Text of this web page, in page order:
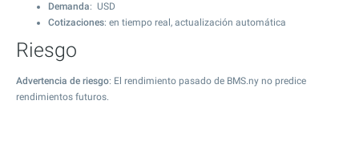
Demanda: USD
Cotizaciones: en tiempo real, actualización automática
Riesgo
Advertencia de riesgo: El rendimiento pasado de BMS.ny no predice
rendimientos futuros.